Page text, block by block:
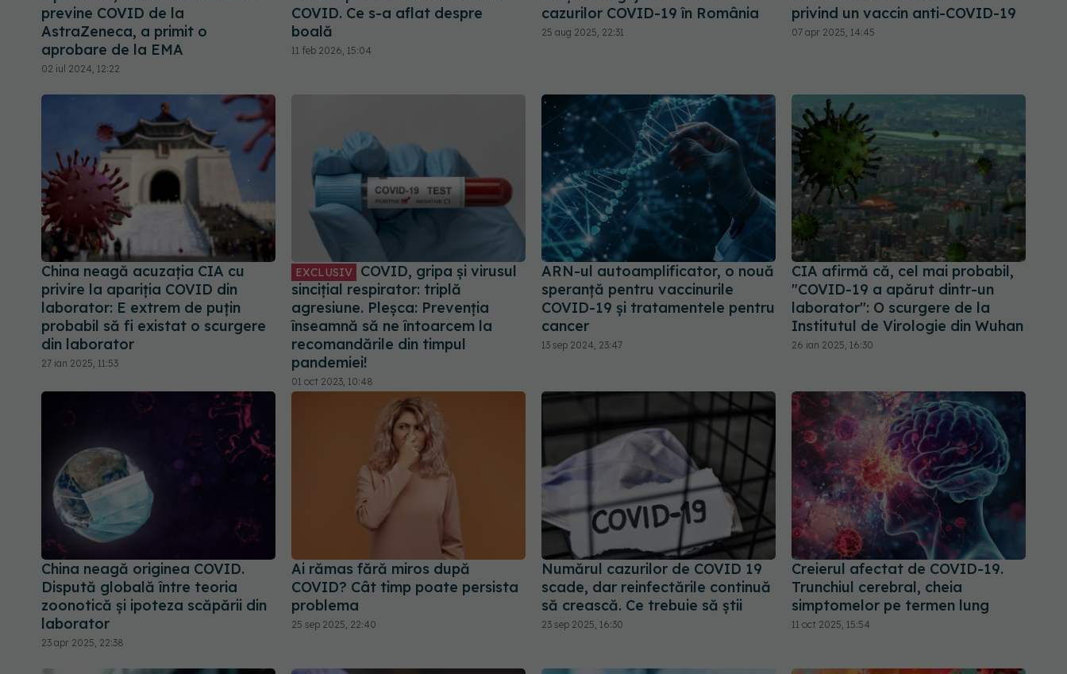
previne COVID de la
AstraZeneca, a primit o
aprobare de la EMA
02 iul 2024, 12:22
COVID. Ce s-a aflat despre
boală
11 feb 2026, 15:04
cazurilor COVID-19 în România
25 aug 2025, 22:31
privind un vaccin anti-COVID-19
07 apr 2025, 14:45
China neagă acuzația CIA cu
privire la apariția COVID din
laborator: E extrem de puţin
probabil să fi existat o scurgere
din laborator
27 ian 2025, 11:53
EXCLUSIV
COVID, gripa și virusul
sincițial respirator: triplă
agresiune. Pleșca: Prevenția
înseamnă să ne întoarcem la
recomandările din timpul
pandemiei!
01 oct 2023, 10:48
ARN-ul autoamplificator, o nouă
speranță pentru vaccinurile
COVID-19 și tratamentele pentru
cancer
13 sep 2024, 23:47
CIA afirmă că, cel mai probabil,
"COVID-19 a apărut dintr-un
laborator": O scurgere de la
Institutul de Virologie din Wuhan
26 ian 2025, 16:30
China neagă originea COVID.
Dispută globală între teoria
zoonotică și ipoteza scăpării din
laborator
23 apr 2025, 22:38
Ai rămas fără miros după
COVID? Cât timp poate persista
problema
25 sep 2025, 22:40
Numărul cazurilor de COVID 19
scade, dar reinfectările continuă
să crească. Ce trebuie să știi
23 sep 2025, 16:30
Creierul afectat de COVID-19.
Trunchiul cerebral, cheia
simptomelor pe termen lung
11 oct 2025, 15:54